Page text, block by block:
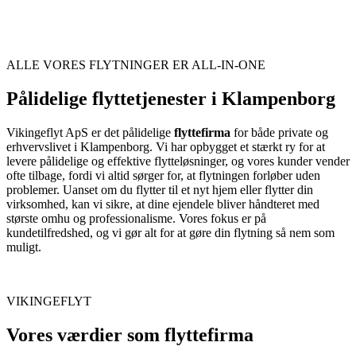
ALLE VORES FLYTNINGER ER ALL-IN-ONE
Pålidelige flyttetjenester i Klampenborg
Vikingeflyt ApS er det pålidelige flyttefirma for både private og
erhvervslivet i Klampenborg. Vi har opbygget et stærkt ry for at
levere pålidelige og effektive flytteløsninger, og vores kunder vender
ofte tilbage, fordi vi altid sørger for, at flytningen forløber uden
problemer. Uanset om du flytter til et nyt hjem eller flytter din
virksomhed, kan vi sikre, at dine ejendele bliver håndteret med
største omhu og professionalisme. Vores fokus er på
kundetilfredshed, og vi gør alt for at gøre din flytning så nem som
muligt.
VIKINGEFLYT
Vores værdier som flyttefirma